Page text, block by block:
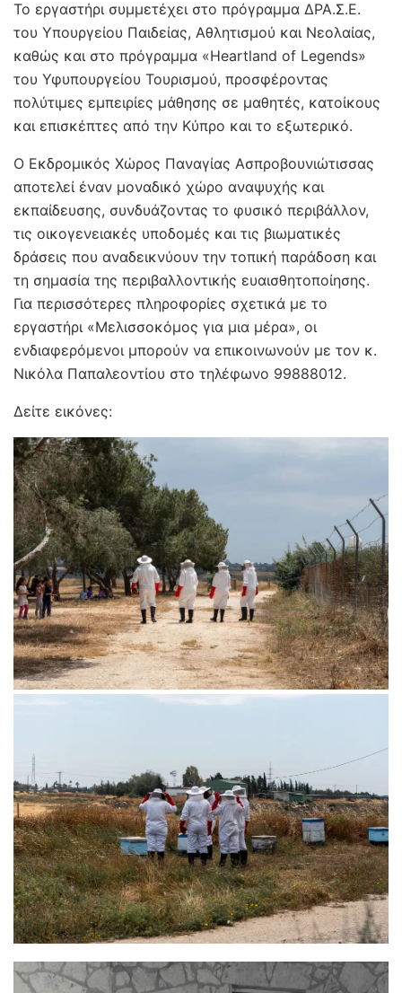
Το εργαστήρι συμμετέχει στο πρόγραμμα ΔΡΑ.Σ.Ε.
του Υπουργείου Παιδείας, Αθλητισμού και Νεολαίας,
καθώς και στο πρόγραμμα «Heartland of Legends»
του Υφυπουργείου Τουρισμού, προσφέροντας
πολύτιμες εμπειρίες μάθησης σε μαθητές, κατοίκους
και επισκέπτες από την Κύπρο και το εξωτερικό.
Ο Εκδρομικός Χώρος Παναγίας Ασπροβουνιώτισσας
αποτελεί έναν μοναδικό χώρο αναψυχής και
εκπαίδευσης, συνδυάζοντας το φυσικό περιβάλλον,
τις οικογενειακές υποδομές και τις βιωματικές
δράσεις που αναδεικνύουν την τοπική παράδοση και
τη σημασία της περιβαλλοντικής ευαισθητοποίησης.
Για περισσότερες πληροφορίες σχετικά με το
εργαστήρι «Μελισσοκόμος για μια μέρα», οι
ενδιαφερόμενοι μπορούν να επικοινωνούν με τον κ.
Νικόλα Παπαλεοντίου στο τηλέφωνο 99888012.
Δείτε εικόνες: